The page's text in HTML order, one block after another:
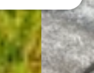
Marketing